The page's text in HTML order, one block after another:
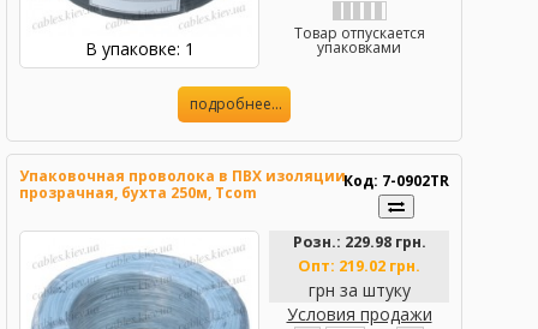
В упаковке: 1
Товар отпускается
упаковками
подробнее...
Упаковочная проволока в ПВХ изоляции
прозрачная, бухта 250м, Tcom
Код: 7-0902TR
Розн.: 229.98 грн.
Опт: 219.02 грн.
грн за штуку
Условия продажи